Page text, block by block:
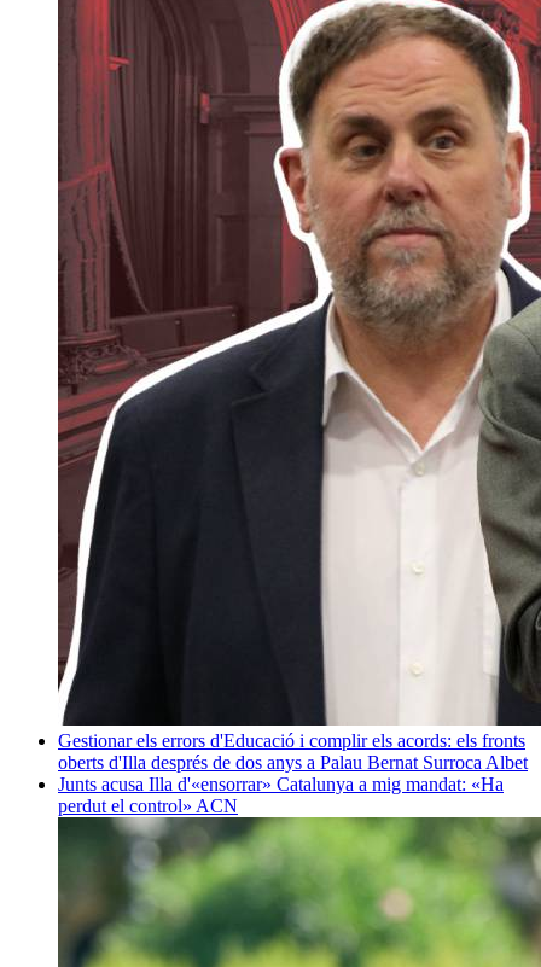
Gestionar els errors d'Educació i complir els acords: els fronts
oberts d'Illa després de dos anys a Palau Bernat Surroca Albet
Junts acusa Illa d'«ensorrar» Catalunya a mig mandat: «Ha
perdut el control» ACN